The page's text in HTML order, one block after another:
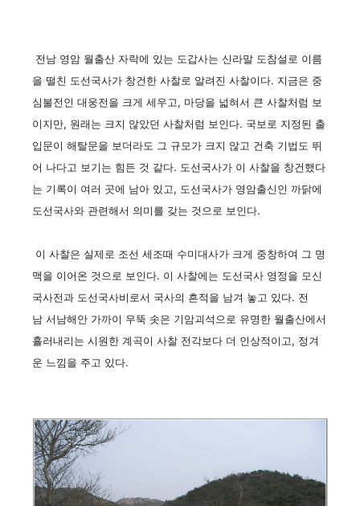
전남 영암 월출산 자락에 있는 도갑사는 신라말 도참설로 이름
을 떨친 도선국사가 창건한 사찰로 알려진 사찰이다. 지금은 중
심불전인 대웅전을 크게 세우고, 마당을 넓혀서 큰 사찰처럼 보
이지만, 원래는 크지 않았던 사찰처럼 보인다. 국보로 지정된 출
입문이 해탈문을 보더라도 그 규모가 크지 않고 건축 기법도 뛰
어 나다고 보기는 힘든 것 같다. 도선국사가 이 사찰을 창건했다
는 기록이 여러 곳에 남아 있고, 도선국사가 영암출신인 까닭에
도선국사와 관련해서 의미를 갖는 것으로 보인다.
이 사찰은 실제로 조선 세조때 수미대사가 크게 중창하여 그 명
맥을 이어온 것으로 보인다. 이 사찰에는 도선국사 영정을 모신
국사전과 도선국사비로서 국사의 흔적을 남겨 놓고 있다. 전
남 서남해안 가까이 우뚝 솟은 기암괴석으로 유명한 월출산에서
흘러내리는 시원한 계곡이 사찰 전각보다 더 인상적이고, 정겨
운 느낌을 주고 있다.